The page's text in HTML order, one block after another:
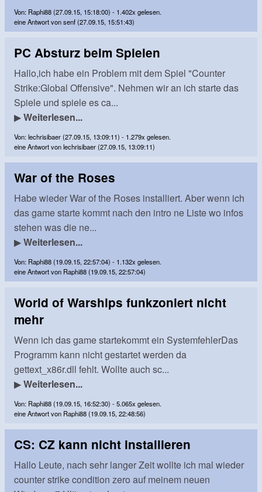
Von: Raphi88 (27.09.15, 15:18:00) - 1.402x gelesen.
eine Antwort von senf (27.09.15, 15:51:43)
PC Absturz beim Spielen
Hallo,ich habe ein Problem mit dem Spiel "Counter
Strike:Global Offensive". Nehmen wir an ich starte das
Spiele und spiele es ca...
▶Weiterlesen...
Von: lechrisibaer (27.09.15, 13:09:11) - 1.279x gelesen.
eine Antwort von lechrisibaer (27.09.15, 13:09:11)
War of the Roses
Habe wieder War of the Roses installiert. Aber wenn ich
das game starte kommt nach den intro ne Liste wo infos
stehen was die ne...
▶Weiterlesen...
Von: Raphi88 (19.09.15, 22:57:04) - 1.132x gelesen.
eine Antwort von Raphi88 (19.09.15, 22:57:04)
World of Warships funkzoniert nicht
mehr
Wenn ich das game startekommt ein SystemfehlerDas
Programm kann nicht gestartet werden da
gettext_x86r.dll fehlt. Wollte auch sc...
▶Weiterlesen...
Von: Raphi88 (19.09.15, 16:52:30) - 5.065x gelesen.
eine Antwort von Raphi88 (19.09.15, 22:48:56)
CS: CZ kann nicht installieren
Hallo Leute, nach sehr langer Zeit wollte ich mal wieder
counter strike condition zero auf meinem neuen